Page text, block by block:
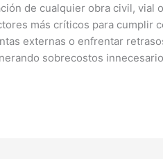
de cualquier obra civil,
más críticos para cumplir
externas o enfrentar
sobrecostos